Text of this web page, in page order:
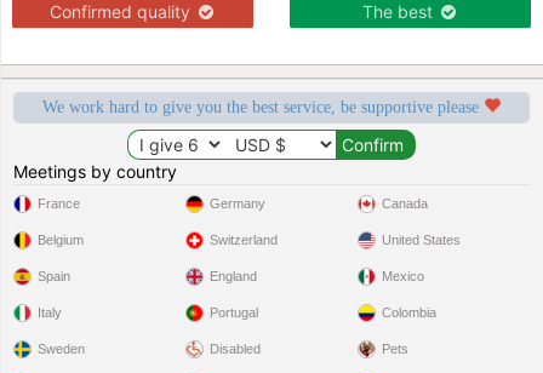
Confirmed quality The best
We work hard to give you the best service, be supportive please
Meetings by country
France
Belgium
Spain
Italy
Sweden
Germany
Switzerland
England
Portugal
Disabled
Canada
United States
Mexico
Colombia
Pets